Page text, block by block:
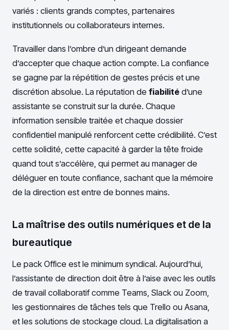
variés : clients grands comptes, partenaires
institutionnels ou collaborateurs internes.
Travailler dans l’ombre d’un dirigeant demande
d’accepter que chaque action compte. La confiance
se gagne par la répétition de gestes précis et une
discrétion absolue. La réputation de fiabilité d’une
assistante se construit sur la durée. Chaque
information sensible traitée et chaque dossier
confidentiel manipulé renforcent cette crédibilité. C’est
cette solidité, cette capacité à garder la tête froide
quand tout s’accélère, qui permet au manager de
déléguer en toute confiance, sachant que la mémoire
de la direction est entre de bonnes mains.
La maîtrise des outils numériques et de la
bureautique
Le pack Office est le minimum syndical. Aujourd’hui,
l’assistante de direction doit être à l’aise avec les outils
de travail collaboratif comme Teams, Slack ou Zoom,
les gestionnaires de tâches tels que Trello ou Asana,
et les solutions de stockage cloud. La digitalisation a